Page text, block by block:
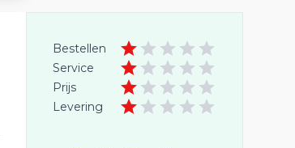
Bestellen
Service
Prijs
Levering